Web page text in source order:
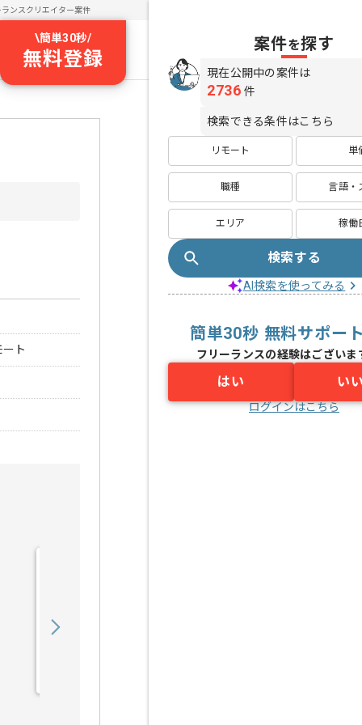
ランスクリエイター案件
\簡単30秒/
無料登録
ト
案件を探す
現在公開中の案件は
2736 件
検索できる条件はこちら
リモート 単
職種 言語・
エリア 稼働
検索する
AI検索を使ってみる
簡単30秒 無料サポー
フリーランスの経験はございま
はい い
ログインはこちら